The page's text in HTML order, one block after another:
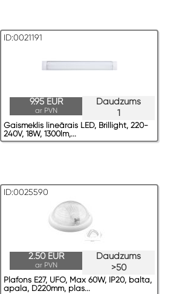
ID:0021191
Daudzums
1
9.95 EUR
ar PVN
Gaismeklis lineārais LED, Brillight, 220-
240V, 18W, 1300lm,...
ID:0025590
Daudzums
>50
2.50 EUR
ar PVN
Plafons E27, UFO, Max 60W, IP20, balta,
apaļa, D220mm, plas...